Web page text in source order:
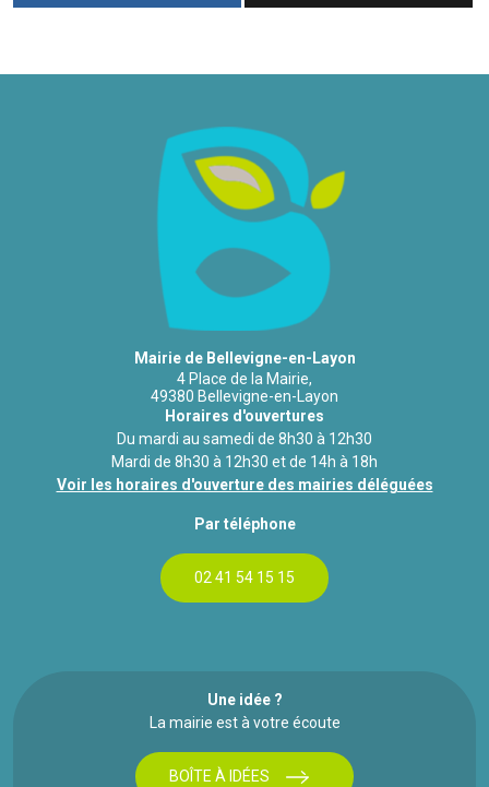
Mairie de Bellevigne-en-Layon
4 Place de la Mairie,
49380 Bellevigne-en-Layon
Horaires d'ouvertures
Du mardi au samedi de 8h30 à 12h30
Mardi de 8h30 à 12h30 et de 14h à 18h
Voir les horaires d'ouverture des mairies déléguées
Par téléphone
02 41 54 15 15
Une idée ?
La mairie est à votre écoute
BOÎTE À IDÉES